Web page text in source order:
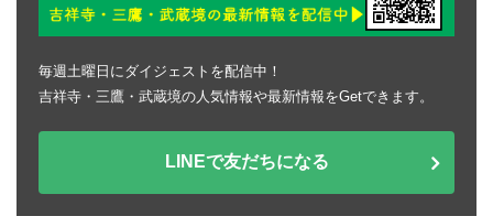
毎週土曜日にダイジェストを配信中！
吉祥寺・三鷹・武蔵境の人気情報や最新情報をGetできます。
LINEで友だちになる